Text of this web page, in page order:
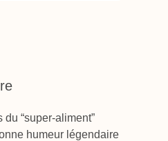
“super-aliment”
humeur légendaire